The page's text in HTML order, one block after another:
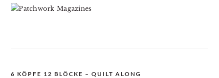
6 KÖPFE 12 BLÖCKE – QUILT ALONG